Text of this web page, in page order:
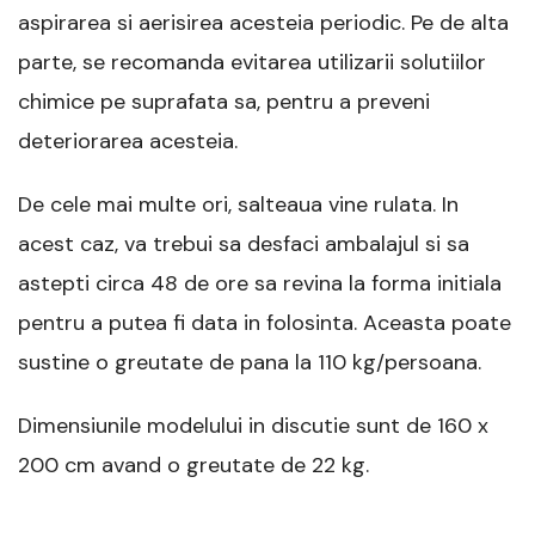
aspirarea si aerisirea acesteia periodic. Pe de alta
parte, se recomanda evitarea utilizarii solutiilor
chimice pe suprafata sa, pentru a preveni
deteriorarea acesteia.
De cele mai multe ori, salteaua vine rulata. In
acest caz, va trebui sa desfaci ambalajul si sa
astepti circa 48 de ore sa revina la forma initiala
pentru a putea fi data in folosinta. Aceasta poate
sustine o greutate de pana la 110 kg/persoana.
Dimensiunile modelului in discutie sunt de 160 x
200 cm avand o greutate de 22 kg.